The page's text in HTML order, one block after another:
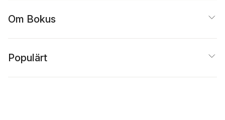
Om Bokus
Populärt